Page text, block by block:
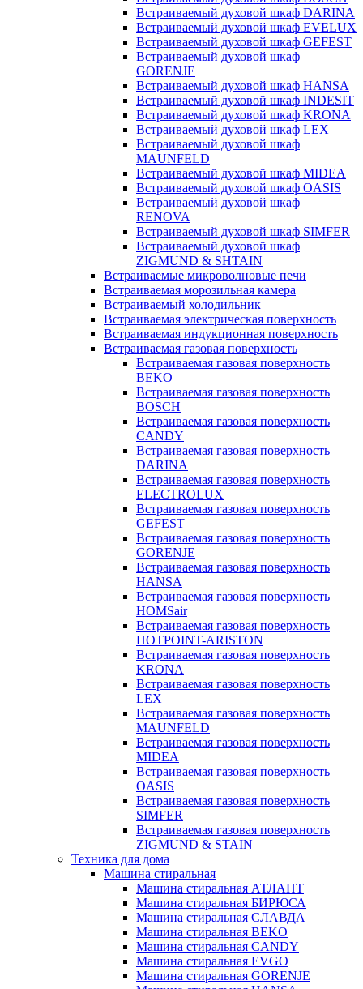
Встраиваемый духовой шкаф DARINA
Встраиваемый духовой шкаф EVELUX
Встраиваемый духовой шкаф GEFEST
Встраиваемый духовой шкаф
GORENJE
Встраиваемый духовой шкаф HANSA
Встраиваемый духовой шкаф INDESIT
Встраиваемый духовой шкаф KRONA
Встраиваемый духовой шкаф LEX
Встраиваемый духовой шкаф
MAUNFELD
Встраиваемый духовой шкаф MIDEA
Встраиваемый духовой шкаф OASIS
Встраиваемый духовой шкаф
RENOVA
Встраиваемый духовой шкаф SIMFER
Встраиваемый духовой шкаф
ZIGMUND & SHTAIN
Встраиваемые микроволновые печи
Встраиваемая морозильная камера
Встраиваемый холодильник
Встраиваемая электрическая поверхность
Встраиваемая индукционная поверхность
Встраиваемая газовая поверхность
Встраиваемая газовая поверхность
BEKO
Встраиваемая газовая поверхность
BOSCH
Встраиваемая газовая поверхность
CANDY
Встраиваемая газовая поверхность
DARINA
Встраиваемая газовая поверхность
ELECTROLUX
Встраиваемая газовая поверхность
GEFEST
Встраиваемая газовая поверхность
GORENJE
Встраиваемая газовая поверхность
HANSA
Встраиваемая газовая поверхность
HOMSair
Встраиваемая газовая поверхность
HOTPOINT-ARISTON
Встраиваемая газовая поверхность
KRONA
Встраиваемая газовая поверхность
LEX
Встраиваемая газовая поверхность
MAUNFELD
Встраиваемая газовая поверхность
MIDEA
Встраиваемая газовая поверхность
OASIS
Встраиваемая газовая поверхность
SIMFER
Встраиваемая газовая поверхность
ZIGMUND & STAIN
Техника для дома
Машина стиральная
Машина стиральная АТЛАНТ
Машина стиральная БИРЮСА
Машина стиральная СЛАВДА
Машина стиральная BEKO
Машина стиральная CANDY
Машина стиральная EVGO
Машина стиральная GORENJE